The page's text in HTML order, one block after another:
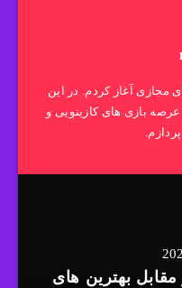
فضای مجازی آغاز کردم. در این
بازی های کازینویی و
بهترین های